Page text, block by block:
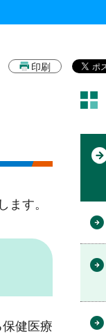
印刷
ます。
健医療